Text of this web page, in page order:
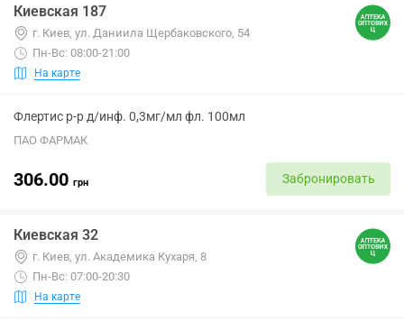
Киевская 187
г. Киев, ул. Даниила Щербаковского, 54
Пн-Вс: 08:00-21:00
На карте
Флертис р-р д/инф. 0,3мг/мл фл. 100мл
ПАО ФАРМАК
306.00 грн Забронировать
Киевская 32
г. Киев, ул. Академика Кухаря, 8
Пн-Вс: 07:00-20:30
На карте